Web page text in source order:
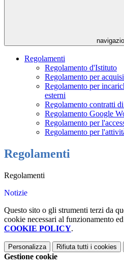
Regolamenti
Regolamento d'Istituto
Regolamento per
Regolamento per
esterni
Regolamento contratti
Regolamento Google
Regolamento per
Regolamento per
Regolamenti
Regolamenti
Notizie
Questo sito o gli strumenti terzi da
cookie necessari al funzionamento
COOKIE POLICY.
Personalizza Rifiuta tutti i cookies
Gestione cookie